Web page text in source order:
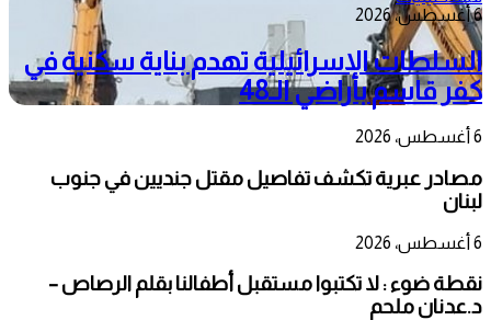
6 أغسطس، 2026
السلطات الإسرائيلية تهدم بناية سكنية في
كفر قاسم بأراضي الـ48
6 أغسطس، 2026
مصادر عبرية تكشف تفاصيل مقتل جنديين في جنوب
لبنان
6 أغسطس، 2026
نقطة ضوء : لا تكتبوا مستقبل أطفالنا بقلم الرصاص –
د.عدنان ملحم